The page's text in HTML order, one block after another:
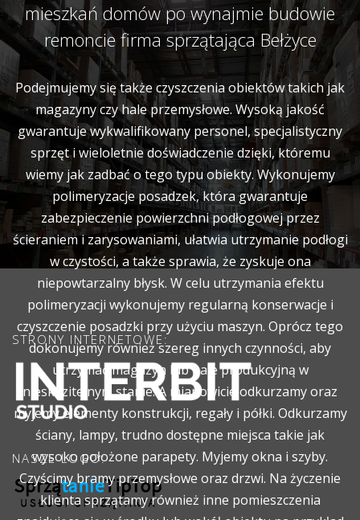
mieszkań domów po wynajmie budowie
remoncie firma sprzątająca Bełżyce
Podejmujemy się także czyszczenia obiektów takich jak
magazyny czy hale przemysłowe. Wysoką jakość
gwarantuje wykwalifikowany personel, specjalistyczny
sprzęt i wieloletnie doświadczenie dzięki, któremu
wiemy jak zadbać o tego typu obiekty. Wykonujemy
polimeryzacje posadzek, która gwarantuje
zabezpieczenie powierzchni podłogowej przez
ścieraniem i zarysowaniami, ułatwia utrzymanie podłogi
w czystości, a także sprawia, że zyskuje ona
niepowtarzalny błysk. W celu utrzymania efektu
polimeryzacji wykonujemy regularną konserwacje i
czyszczenie posadzki przy użyciu maszyn. Oprócz tego
dokonujemy również szereg innych czynności, aby
utrzymać magazyn lub hale produkcyjną w
nieskazitelnym stanie. A mianowicie odkurzamy oraz
myjemy elementy konstrukcji, regały i półki. Odkurzamy
ściany, lampy, trudno dostępne miejsca takie jak
wysoko położone parapety. Myjemy okna i szyby.
Czyścimy bramy przemysłowe oraz drzwi. Na życzenie
klienta sprzątamy również inne pomieszczenia
STRONY INTERNETOWE:
NASZE LOGO: